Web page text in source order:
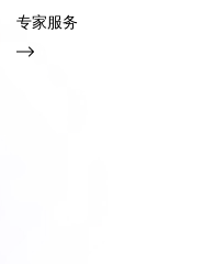
专家服务